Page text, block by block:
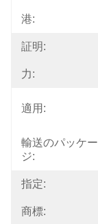
港:
証明:
力:
適用:
輸送のパッケー
ジ:
指定:
商標: